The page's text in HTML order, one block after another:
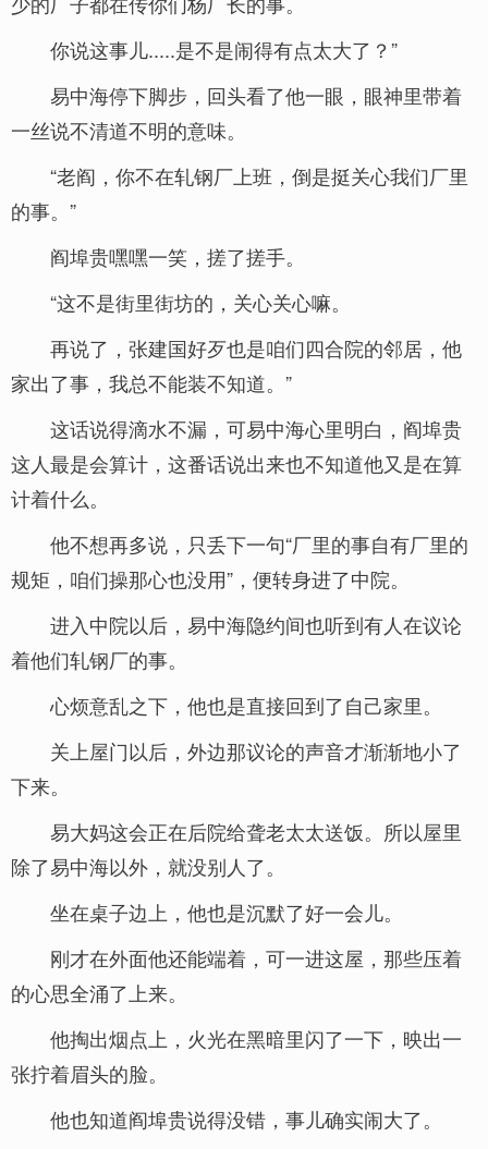
你说这事儿.....是不是闹得有点太大了？”
易中海停下脚步，回头看了他一眼，眼神里带着
一丝说不清道不明的意味。
“老阎，你不在轧钢厂上班，倒是挺关心我们厂里
的事。”
阎埠贵嘿嘿一笑，搓了搓手。
“这不是街里街坊的，关心关心嘛。
再说了，张建国好歹也是咱们四合院的邻居，他
家出了事，我总不能装不知道。”
这话说得滴水不漏，可易中海心里明白，阎埠贵
这人最是会算计，这番话说出来也不知道他又是在算
计着什么。
他不想再多说，只丢下一句“厂里的事自有厂里的
规矩，咱们操那心也没用”，便转身进了中院。
进入中院以后，易中海隐约间也听到有人在议论
着他们轧钢厂的事。
心烦意乱之下，他也是直接回到了自己家里。
关上屋门以后，外边那议论的声音才渐渐地小了
下来。
易大妈这会正在后院给聋老太太送饭。所以屋里
除了易中海以外，就没别人了。
坐在桌子边上，他也是沉默了好一会儿。
刚才在外面他还能端着，可一进这屋，那些压着
的心思全涌了上来。
他掏出烟点上，火光在黑暗里闪了一下，映出一
张拧着眉头的脸。
他也知道阎埠贵说得没错，事儿确实闹大了。